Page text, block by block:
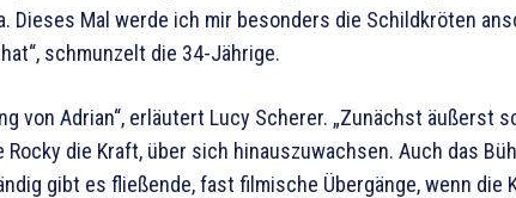
Dieses Mal werde ich mir besonders die Schildkröten
schmunzelt die 34-Jährige.
von Adrian“, erläutert Lucy Scherer. „Zunächst äußerst
die Kraft, über sich hinauszuwachsen. Auch das
gibt es fließende, fast filmische Übergänge, wenn die